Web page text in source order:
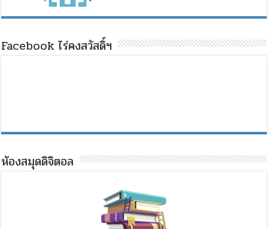
Facebook ไร่คงสวัสดิ์ฯ
ห้องสมุดดิจิตอล